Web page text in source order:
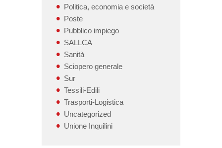
Politica, economia e società
Poste
Pubblico impiego
SALLCA
Sanità
Sciopero generale
Sur
Tessili-Edili
Trasporti-Logistica
Uncategorized
Unione Inquilini